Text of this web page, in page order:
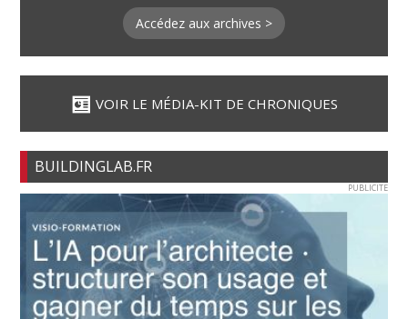
Accédez aux archives >
VOIR LE MÉDIA-KIT DE CHRONIQUES
BUILDINGLAB.FR
PUBLICITE